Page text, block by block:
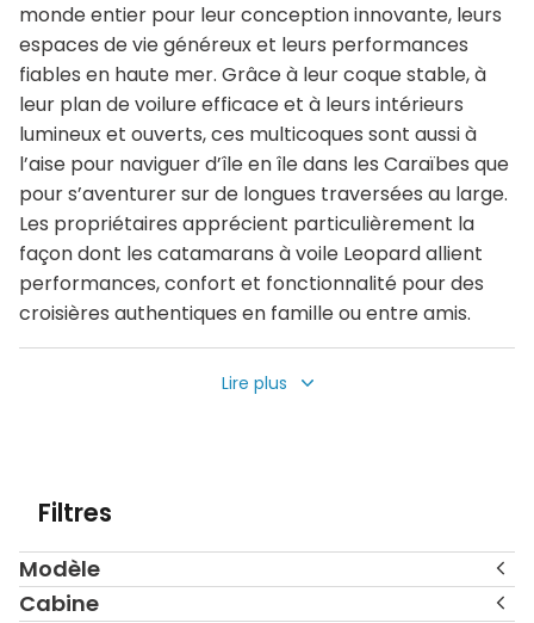
monde entier pour leur conception innovante, leurs
espaces de vie généreux et leurs performances
fiables en haute mer. Grâce à leur coque stable, à
leur plan de voilure efficace et à leurs intérieurs
lumineux et ouverts, ces multicoques sont aussi à
l’aise pour naviguer d’île en île dans les Caraïbes que
pour s’aventurer sur de longues traversées au large.
Les propriétaires apprécient particulièrement la
façon dont les catamarans à voile Leopard allient
performances, confort et fonctionnalité pour des
croisières authentiques en famille ou entre amis.
d’occasion couvre une large gamme de modèles et
tels que les Bahamas, le Belize, les Îles Vierges,
Polynésie française, la Méditerranée, l’Amérique du
Nord et au-delà. Chaque annonce met en avant les
Lire plus
Filtres
Modèle
Cabine